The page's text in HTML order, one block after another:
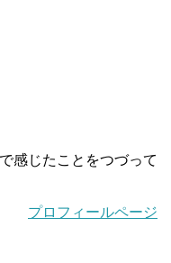
感じたことをつづって
プロフィールページ